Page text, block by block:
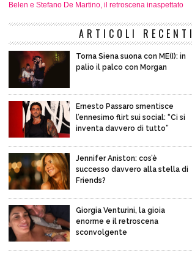
Belen e Stefano De Martino, il retroscena inaspettato
ARTICOLI RECENTI
Torna Siena suona con ME(I): in
palio il palco con Morgan
Ernesto Passaro smentisce
l’ennesimo flirt sui social: “Ci si
inventa davvero di tutto”
Jennifer Aniston: cos’è
successo davvero alla stella di
Friends?
Giorgia Venturini, la gioia
enorme e il retroscena
sconvolgente